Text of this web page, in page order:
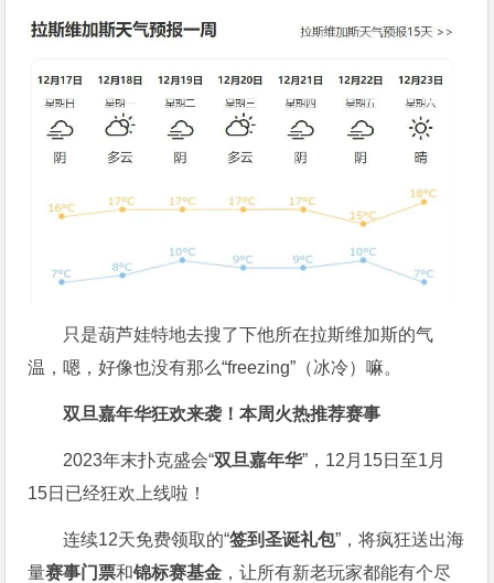
只是葫芦娃特地去搜了下他所在拉斯维加斯的气
温，嗯，好像也没有那么“freezing”（冰冷）嘛。
双旦嘉年华狂欢来袭！本周火热推荐赛事
2023年末扑克盛会“双旦嘉年华”，12月15日至1月
15日已经狂欢上线啦！
连续12天免费领取的“签到圣诞礼包”，将疯狂送出海
量赛事门票和锦标赛基金 ，让所有新老玩家都能有个尽